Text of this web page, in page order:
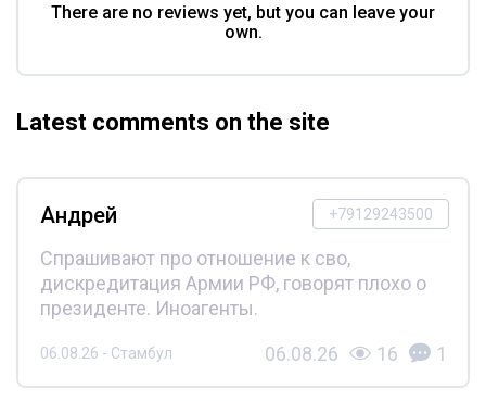
There are no reviews yet, but you can leave your
own.
Latest comments on the site
+79129243500
Андрей
Спрашивают про отношение к сво,
дискредитация Армии РФ, говорят плохо о
президенте. Иноагенты.
06.08.26 - Стамбул 06.08.26 16 1